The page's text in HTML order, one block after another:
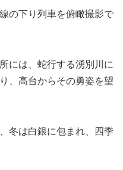
の下り列車を俯瞰撮影で
には、蛇行する湧別川に
、高台からその勇姿を望
冬は白銀に包まれ、四季